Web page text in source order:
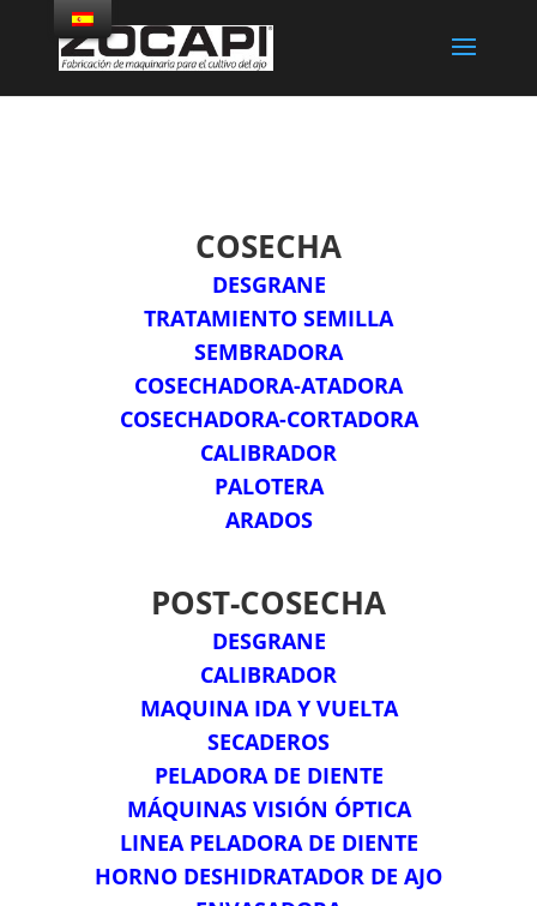
COSECHA
DESGRANE
TRATAMIENTO SEMILLA
SEMBRADORA
COSECHADORA-ATADORA
COSECHADORA-CORTADORA
CALIBRADOR
PALOTERA
ARADOS
POST-COSECHA
DESGRANE
CALIBRADOR
MAQUINA IDA Y VUELTA
SECADEROS
PELADORA DE DIENTE
MÁQUINAS VISIÓN ÓPTICA
LINEA PELADORA DE DIENTE
HORNO DESHIDRATADOR DE AJO